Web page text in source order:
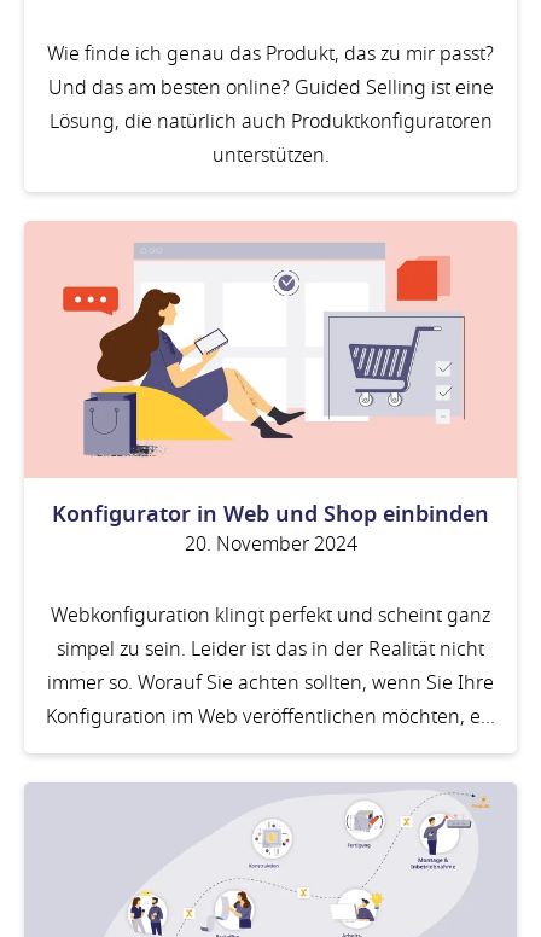
Wie finde ich genau das Produkt, das zu mir passt?
Und das am besten online? Guided Selling ist eine
Lösung, die natürlich auch Produktkonfiguratoren
unterstützen.
Konfigurator in Web und Shop einbinden
20. November 2024
Webkonfiguration klingt perfekt und scheint ganz
simpel zu sein. Leider ist das in der Realität nicht
immer so. Worauf Sie achten sollten, wenn Sie Ihre
Konfiguration im Web veröffentlichen möchten, e...